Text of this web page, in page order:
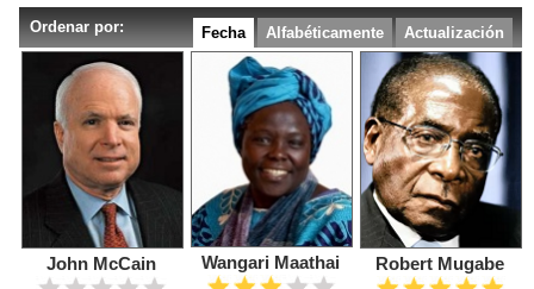
Un día como hoy
Videos
Galerías
Noticias
Iniciar sesión Crear cuenta
Ordenar por: Actualización
Alfabéticamente
Fecha
John McCain Wangari Maathai Robert Mugabe